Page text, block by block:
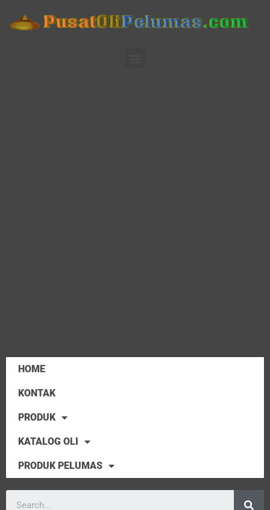
HOME
KONTAK
PRODUK
KATALOG OLI
PRODUK PELUMAS